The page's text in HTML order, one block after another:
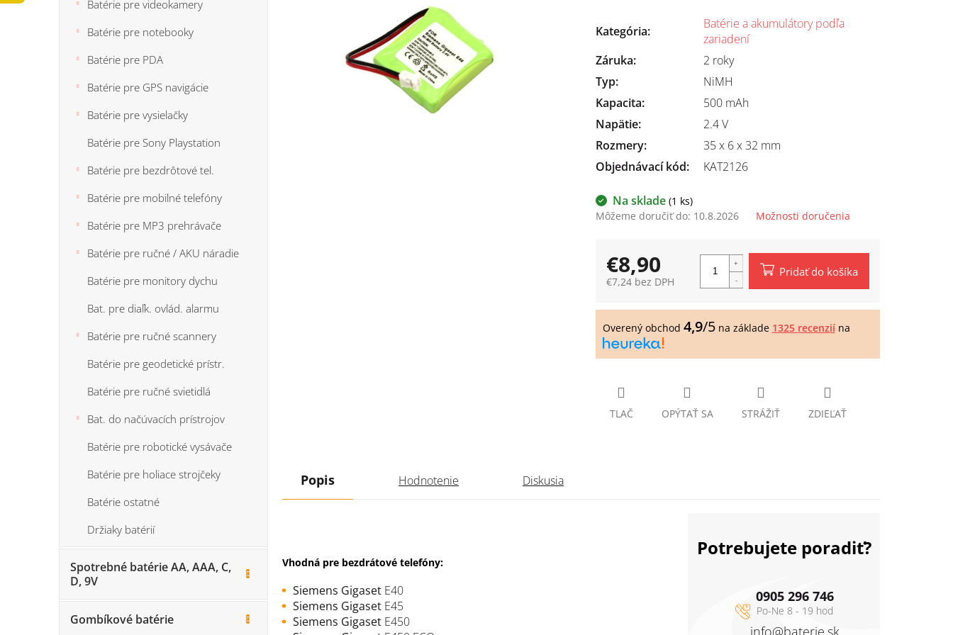
Batérie pre videokamery
Batérie pre notebooky
Batérie pre PDA
Batérie pre GPS navigácie
Batérie pre vysielačky
Batérie pre Sony Playstation
Batérie pre bezdrôtové tel.
Batérie pre mobilné telefóny
Batérie pre MP3 prehrávače
Batérie pre ručné / AKU náradie
Batérie pre monitory dychu
Bat. pre diaľk. ovlád. alarmu
Batérie pre ručné scannery
Batérie pre geodetické prístr.
Batérie pre ručné svietidlá
Bat. do načúvacích prístrojov
Batérie pre robotické vysávače
Batérie pre holiace strojčeky
Batérie ostatné
Držiaky batérií
Spotrebné batérie AA, AAA, C,
D, 9V
Gombíkové batérie
Na sklade (1 ks)
Môžeme doručiť do: 10.8.2026 Možnosti doručenia
TLAČ OPÝTAŤ SA STRÁŽIŤ ZDIEĽAŤ
Kategória:
Batérie a akumulátory podľa
zariadení
Záruka:
2 roky
Typ:
NiMH
Kapacita:
500 mAh
Napätie:
2.4 V
Rozmery:
35 x 6 x 32 mm
Objednávací kód:
KAT2126
€8,90
€7,24 bez DPH
cena:
Pridať do košíka
Overený obchod 4,9/5na základe 1325 recenziína
Popis Hodnotenie Diskusia
Vhodná pre bezdrátové telefóny:
Siemens Gigaset E40
Siemens Gigaset E45
Siemens Gigaset E450
Potrebujete poradiť?
0905 296 746